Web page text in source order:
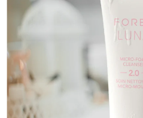
LUNA™ 4
For young skin,
LUNA™ 4
For travel or
面部提拉護理
Premium anti-
BEAR™ 設備
All premium
UFO™ 3
Red light
UFO™ 3 go
Portable red
issa™ 4
Hybrid silicone
issa™ 4
For ages 0-3
FAQ™ 101
Clinical anti-
FAQ™ 102
Advanced
FAQ™ 201
LED mask
FAQ™ 202
LED mask
生髮
FAQ™ 301
LED hair
FAQ™ 501
Full-Spectrum
NEW
中國
哥倫比亞
克羅埃西亞
賽普勒斯